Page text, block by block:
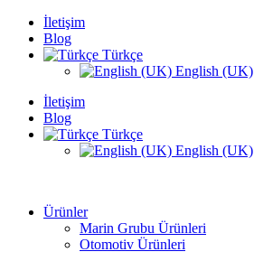
İletişim
Blog
Türkçe
English (UK)
İletişim
Blog
Türkçe
English (UK)
Ürünler
Marin Grubu Ürünleri
Otomotiv Ürünleri